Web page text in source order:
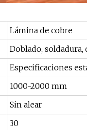
Lámina de cobre
Doblado,
Especificaciones
1000-2000 mm
Sin alear
30